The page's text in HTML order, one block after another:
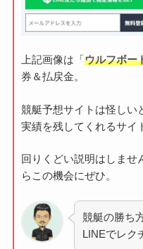
上記画像は「ウルフボー
券＆払戻金。
競艇予想サイトは怪しい
実績を残してくれるサイ
回りくどい説明はしませ
らこの機会にぜひ。
競艇の勝ち
LINEでレク